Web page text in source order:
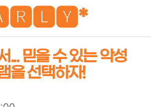
... 믿을 수 있는 악성
을 선택하자!